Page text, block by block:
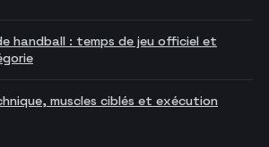
handball : temps de jeu officiel et
muscles ciblés et exécution